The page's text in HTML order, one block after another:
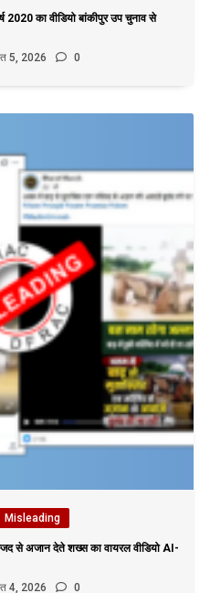
2020 का वीडियो बांकीपुर उप चुनाव से
5, 2026 0
Misleading
से अजान देते शख्स का वायरल वीडियो AI-
4, 2026 0